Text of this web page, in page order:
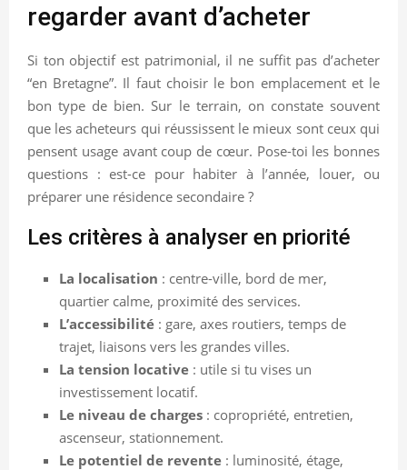
regarder avant d’acheter
Si ton objectif est patrimonial, il ne suffit pas d’acheter
“en Bretagne”. Il faut choisir le bon emplacement et le
bon type de bien. Sur le terrain, on constate souvent
que les acheteurs qui réussissent le mieux sont ceux qui
pensent usage avant coup de cœur. Pose-toi les bonnes
questions : est-ce pour habiter à l’année, louer, ou
préparer une résidence secondaire ?
Les critères à analyser en priorité
La localisation : centre-ville, bord de mer,
quartier calme, proximité des services.
L’accessibilité : gare, axes routiers, temps de
trajet, liaisons vers les grandes villes.
La tension locative : utile si tu vises un
investissement locatif.
Le niveau de charges : copropriété, entretien,
ascenseur, stationnement.
Le potentiel de revente : luminosité, étage,